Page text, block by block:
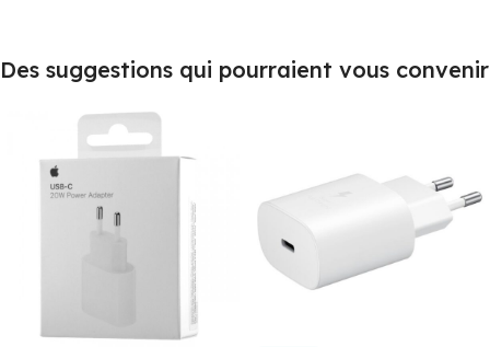
Des suggestions qui pourraient vous convenir